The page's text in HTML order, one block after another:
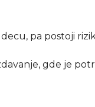
pa postoji
gde je